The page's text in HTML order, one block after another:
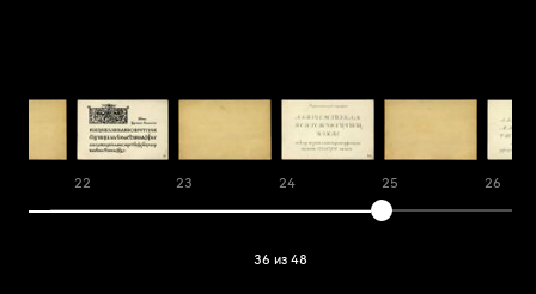
22 23 24 25 26
36 из 48